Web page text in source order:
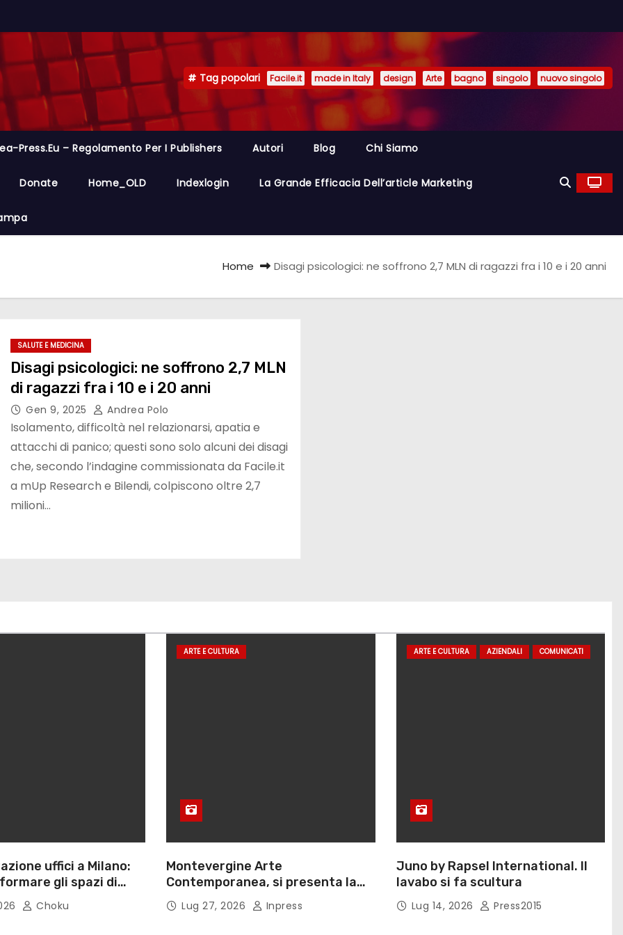
Tag popolari Facile.it made in Italy design Arte bagno singolo nuovo singolo
Press.eu – Regolamento Per I Publishers Autori Blog Chi Siamo
Donate Home_OLD Indexlogin La Grande Efficacia Dell’article Marketing
Home Disagi psicologici: ne soffrono 2,7 MLN di ragazzi fra i 10 e i 20 anni
SALUTE E MEDICINA
Disagi psicologici: ne soffrono 2,7 MLN
di ragazzi fra i 10 e i 20 anni
Gen 9, 2025 Andrea Polo
Isolamento, difficoltà nel relazionarsi, apatia e
attacchi di panico; questi sono solo alcuni dei disagi
che, secondo l’indagine commissionata da Facile.it
a mUp Research e Bilendi, colpiscono oltre 2,7
milioni…
uffici a Milano:
gli spazi di
Choku
ARTE E CULTURA
Montevergine Arte
Contemporanea, si presenta la
monografia dedicata a Eliana
Adorno
Lug 27, 2026 Inpress
ARTE E CULTURA AZIENDALI COMUNICATI
Juno by Rapsel International. Il
lavabo si fa scultura
Lug 14, 2026 Press2015